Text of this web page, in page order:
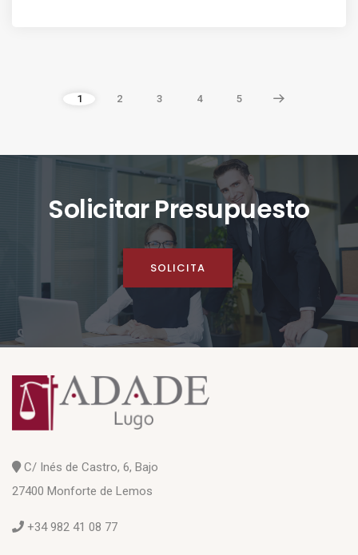
1 2 3 4 5
Solicitar Presupuesto
SOLICITA
C/ Inés de Castro, 6, Bajo
27400 Monforte de Lemos
+34 982 41 08 77